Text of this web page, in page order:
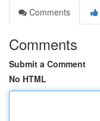
Comments
Comments
Submit a Comment
No HTML